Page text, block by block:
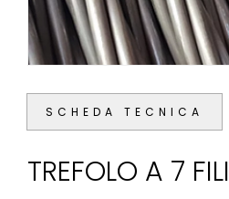
SCHEDA TECNICA
TREFOLO A 7 FILI